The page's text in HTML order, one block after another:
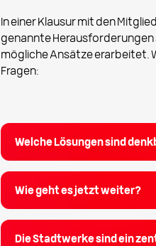
In einer Klausur mit den
genannte Herausforderungen
mögliche Ansätze erarbeitet.
Fragen:
Welche Lösungen sind
Wie geht es jetzt weiter?
Die Stadtwerke sind ein